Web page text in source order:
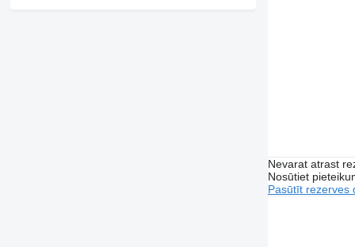
Nevarat atrast
Nosūtiet
Pasūtīt rezerves